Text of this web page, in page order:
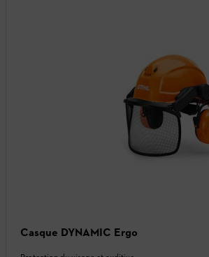
Casque DYNAMIC Ergo